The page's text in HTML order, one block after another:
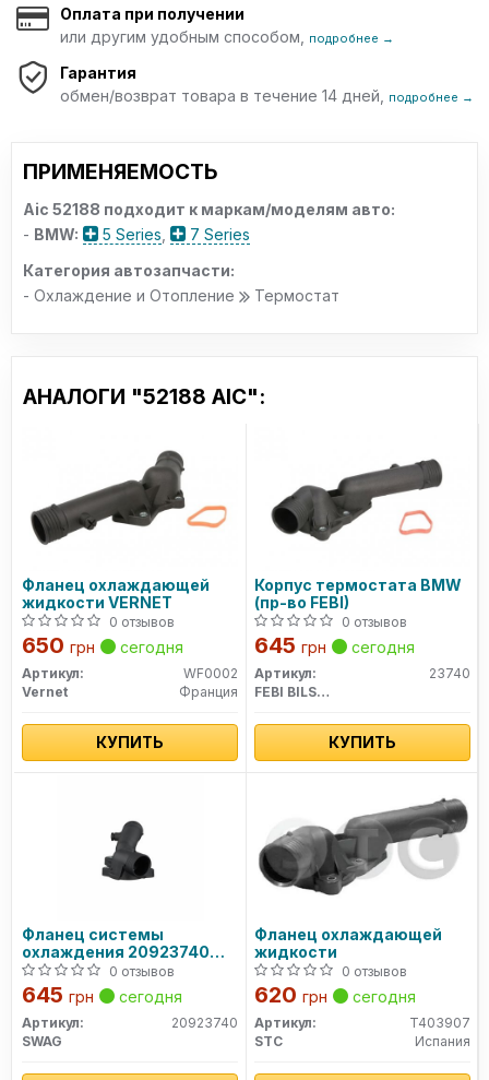
Оплата при получении
или другим удобным способом,
подробнее →
Гарантия
обмен/возврат товара в течение 14 дней,
подробнее →
ПРИМЕНЯЕМОСТЬ
Aic 52188 подходит к маркам/моделям авто:
- BMW: 5 Series
7 Series
Категория автозапчасти:
- Охлаждение и Отопление
Термостат
АНАЛОГИ "52188 AIC":
Фланец охлаждающей
жидкости VERNET
0 отзывов
650 грн сегодня
Артикул:
WF0002
Vernet
Франция
КУПИТЬ
Корпус термостата BMW
(пр-во FEBI)
0 отзывов
645 грн сегодня
Артикул:
23740
FEBI BILSTEIN
КУПИТЬ
Фланец системы
охлаждения 20923740
SWAG
0 отзывов
645 грн сегодня
Артикул:
20923740
SWAG
Фланец охлаждающей
жидкости
0 отзывов
620 грн сегодня
Артикул:
T403907
STC
Испания